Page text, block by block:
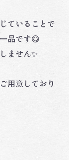
ていることで
品です😋
ません✨
用意しており